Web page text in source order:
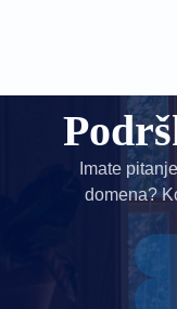
Imate
domena?